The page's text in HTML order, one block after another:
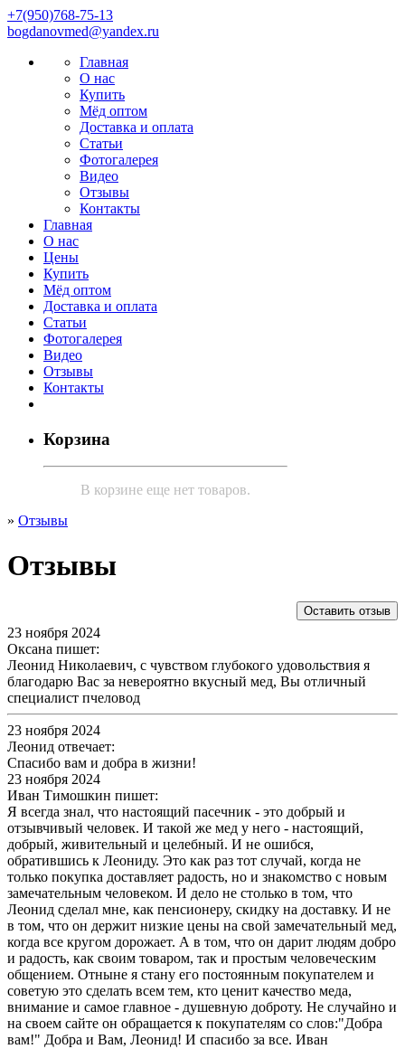
+7(950)768-75-13
bоgdаnovmеd@yаndех.ru
Главная
О нас
Купить
Мёд оптом
Доставка и оплата
Статьи
Фотогалерея
Видео
Отзывы
Контакты
Главная
О нас
Цены
Купить
Мёд оптом
Доставка и оплата
Статьи
Фотогалерея
Видео
Отзывы
Контакты
Корзина
В корзине еще нет товаров.
» Отзывы
Отзывы
Оставить отзыв
23 ноября 2024
Оксана пишет:
Леонид Николаевич, с чувством глубокого удовольствия я
благодарю Вас за невероятно вкусный мед, Вы отличный
специалист пчеловод
23 ноября 2024
Леонид отвечает:
Спасибо вам и добра в жизни!
23 ноября 2024
Иван Тимошкин пишет:
Я всегда знал, что настоящий пасечник - это добрый и
отзывчивый человек. И такой же мед у него - настоящий,
добрый, живительный и целебный. И не ошибся,
обратившись к Леониду. Это как раз тот случай, когда не
только покупка доставляет радость, но и знакомство с новым
замечательным человеком. И дело не столько в том, что
Леонид сделал мне, как пенсионеру, скидку на доставку. И не
в том, что он держит низкие цены на свой замечательный мед,
когда все кругом дорожает. А в том, что он дарит людям добро
и радость, как своим товаром, так и простым человеческим
общением. Отныне я стану его постоянным покупателем и
советую это сделать всем тем, кто ценит качество меда,
внимание и самое главное - душевную доброту. Не случайно и
на своем сайте он обращается к покупателям со слов:"Добра
вам!" Добра и Вам, Леонид! И спасибо за все. Иван